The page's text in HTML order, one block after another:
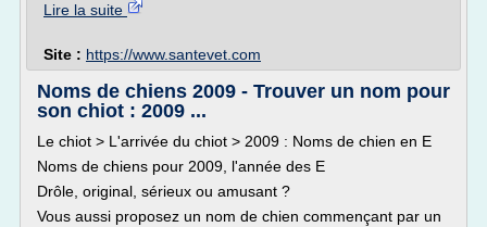
Lire la suite
Site : https://www.santevet.com
Noms de chiens 2009 - Trouver un nom pour
son chiot : 2009 ...
Le chiot > L'arrivée du chiot > 2009 : Noms de chien en E
Noms de chiens pour 2009, l'année des E
Drôle, original, sérieux ou amusant ?
Vous aussi proposez un nom de chien commençant par un